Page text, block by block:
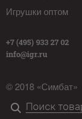
Игрушки оптом
+7 (495) 933 27 02
info@igr.ru
© 2018 «Симбат»